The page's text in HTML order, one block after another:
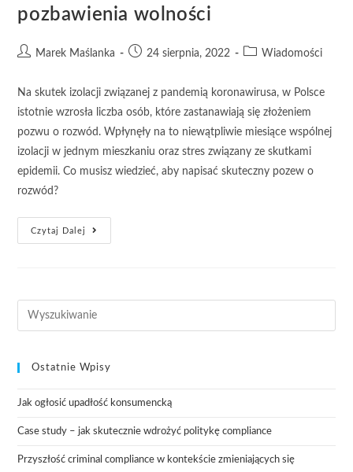
pozbawienia wolności
Marek Maślanka 24 sierpnia, 2022 Wiadomości
Na skutek izolacji związanej z pandemią koronawirusa, w Polsce
istotnie wzrosła liczba osób, które zastanawiają się złożeniem
pozwu o rozwód. Wpłynęły na to niewątpliwie miesiące wspólnej
izolacji w jednym mieszkaniu oraz stres związany ze skutkami
epidemii. Co musisz wiedzieć, aby napisać skuteczny pozew o
rozwód?
Czytaj Dalej
Ostatnie Wpisy
Jak ogłosić upadłość konsumencką
Case study – jak skutecznie wdrożyć politykę compliance
Przyszłość criminal compliance w kontekście zmieniających się